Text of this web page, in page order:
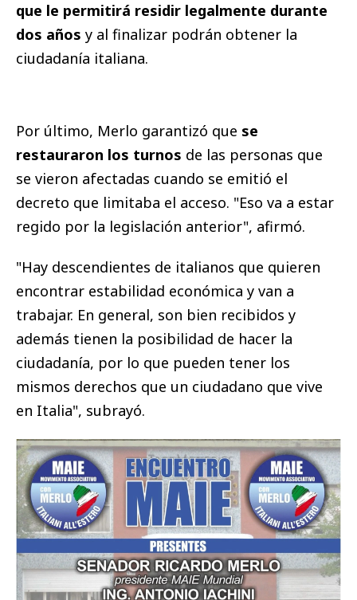
que le permitirá residir legalmente durante
dos años y al finalizar podrán obtener la
ciudadanía italiana.
Por último, Merlo garantizó que se
restauraron los turnos de las personas que
se vieron afectadas cuando se emitió el
decreto que limitaba el acceso. "Eso va a estar
regido por la legislación anterior", afirmó.
"Hay descendientes de italianos que quieren
encontrar estabilidad económica y van a
trabajar. En general, son bien recibidos y
además tienen la posibilidad de hacer la
ciudadanía, por lo que pueden tener los
mismos derechos que un ciudadano que vive
en Italia", subrayó.